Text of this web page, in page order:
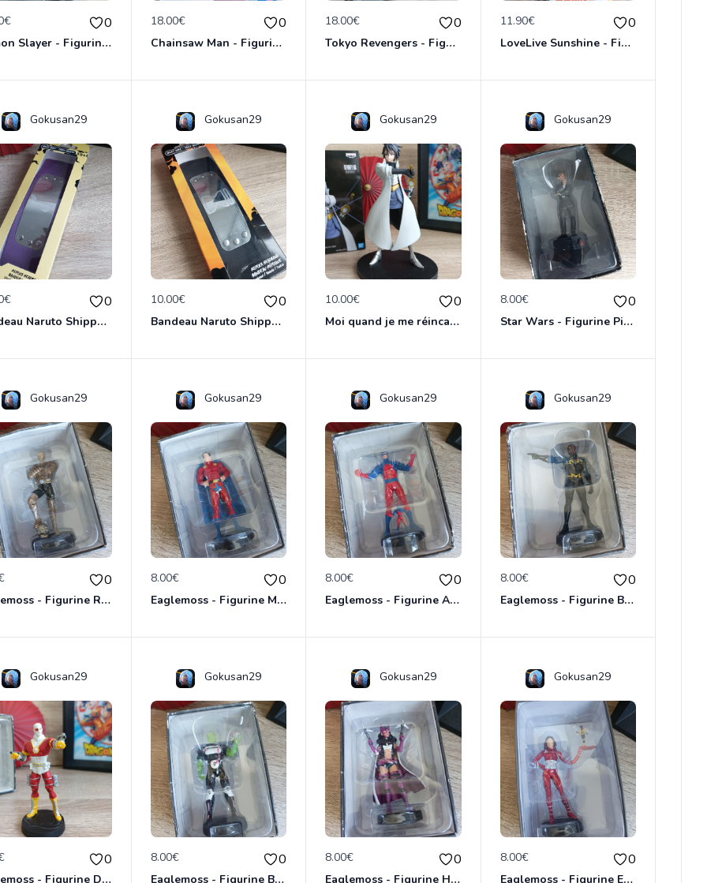
0
Demon Slayer - Figurine Muzan Kibutsuji - Banpresto - Bandai - Kimetsu no yaiba
18.00€ 0
Chainsaw Man - Figurine Aki Hayakawa - Banpresto Qposket Bandai
18.00€ 0
Tokyo Revengers - Figurine Tetta Kisaki - Banpresto Qposket Bandai Namco
11.90€ 0
LoveLive Sunshine - Figurine Honoka Kosaka - Sega
Gokusan29
0
Bandeau Naruto Shippuden - Village Du Son
Gokusan29
10.00€ 0
Bandeau Naruto Shippuden - Village Du Sable
Gokusan29
10.00€ 0
Moi quand je me réincarne en Slime - Figurine Hinata Sakaguchi - Banpresto Otherworlder - Bandai
Gokusan29
8.00€ 0
Star Wars - Figurine Pièce d'échecs Gran Moff Tarkin - Altaya
Gokusan29
0
Eaglemoss - Figurine Robotman - DC Comics - Plomb
Gokusan29
8.00€ 0
Eaglemoss - Figurine Mon El - DC Comics - Plomb
Gokusan29
8.00€ 0
Eaglemoss - Figurine Atom - DC Comics - Plomb
Gokusan29
8.00€ 0
Eaglemoss - Figurine Black Lightning - DC Comics - Plomb
Gokusan29
0
Eaglemoss - Figurine Deadshot - DC Comics - Plomb
Gokusan29
8.00€ 0
Eaglemoss - Figurine Brainiac - DC Comics - Plomb
Gokusan29
8.00€ 0
Eaglemoss - Figurine Huntress - DC Comics - Plomb
Gokusan29
8.00€ 0
Eaglemoss - Figurine Elasti Girl - DC Comics - Plomb